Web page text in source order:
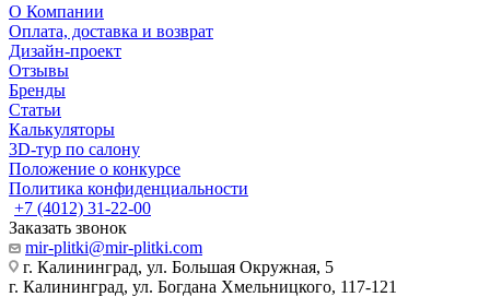
О Компании
Оплата, доставка и возврат
Дизайн-проект
Отзывы
Бренды
Статьи
Калькуляторы
3D-тур по салону
Положение о конкурсе
Политика конфиденциальности
+7 (4012) 31-22-00
Заказать звонок
mir-plitki@mir-plitki.com
г. Калининград, ул. Большая Окружная, 5
г. Калининград, ул. Богдана Хмельницкого, 117-121